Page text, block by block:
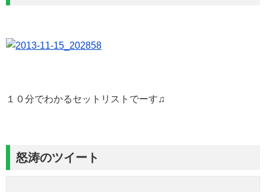
１０分でわかるセットリストでーす♫
怒涛のツイート